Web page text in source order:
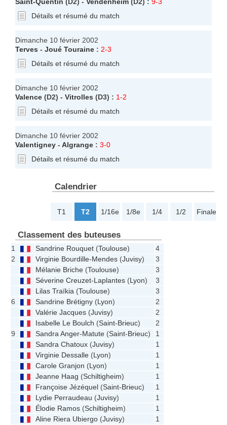
Détails et résumé du match
Dimanche 10 février 2002
Terves - Joué Touraine : 2-3
Détails et résumé du match
Dimanche 10 février 2002
Valence (D2) - Vitrolles (D3) : 1-2
Détails et résumé du match
Dimanche 10 février 2002
Valentigney - Algrange : 3-0
Détails et résumé du match
Calendrier
T1 T2 1/16e 1/8e 1/4 1/2 Finale
Classement des buteuses
1 Sandrine Rouquet (Toulouse)
4
2
Virginie Bourdille-Mendes (Juvisy)
3
Mélanie Briche (Toulouse)
3
Séverine Creuzet-Laplantes (Lyon)
3
Lilas Traïkia (Toulouse)
3
6
Sandrine Brétigny (Lyon)
2
Valérie Jacques (Juvisy)
2
Isabelle Le Boulch (Saint-Brieuc)
2
9
Sandra Anger-Matute (Saint-Brieuc)
1
Sandra Chatoux (Juvisy)
1
Virginie Dessalle (Lyon)
1
Carole Granjon (Lyon)
1
Jeanne Haag (Schiltigheim)
1
Françoise Jézéquel (Saint-Brieuc)
1
Lydie Perraudeau (Juvisy)
1
Élodie Ramos (Schiltigheim)
1
Aline Riera Ubiergo (Juvisy)
1